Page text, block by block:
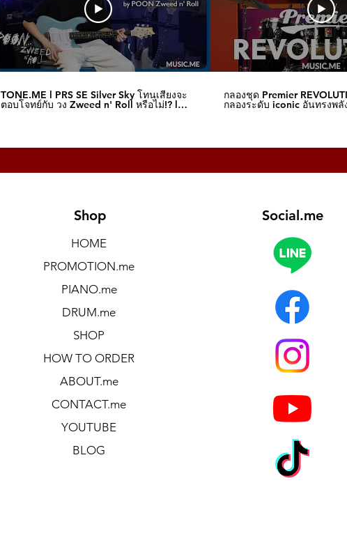
TONE.ME l PRS SE Silver Sky โทนเสียงจะ
ตอบโจทย์กับ วง Zweed n' Roll หรือไม่!? l
กลองชุด Premier
กลองระดับ iconic อันทรงพลั
Shop
HOME
PROMOTION.me
PIANO.me
DRUM.me
SHOP
HOW TO ORDER
ABOUT.me
CONTACT.me
YOUTUBE
BLOG
Social.me